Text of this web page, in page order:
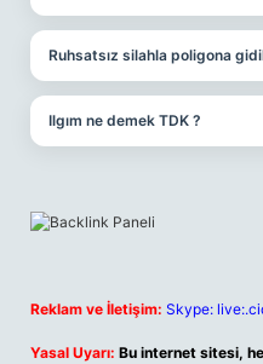
Ruhsatsız silahla poligona
Ilgım ne demek TDK ?
Reklam ve İletişim: Skype:
Yasal Uyarı: Bu internet sitesi,